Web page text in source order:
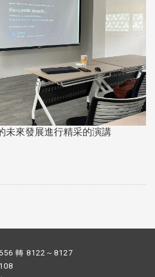
未來發展進行精采的演講
轉 8122～8127